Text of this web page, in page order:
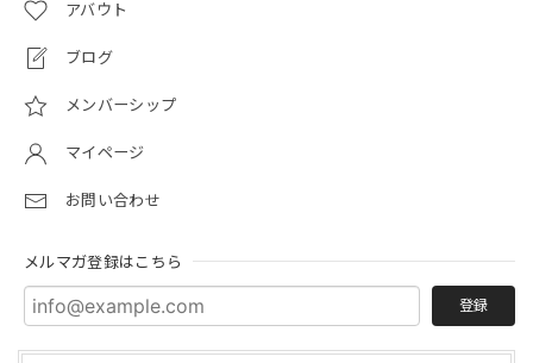
アバウト
ブログ
メンバーシップ
マイページ
お問い合わせ
メルマガ登録はこちら
登録